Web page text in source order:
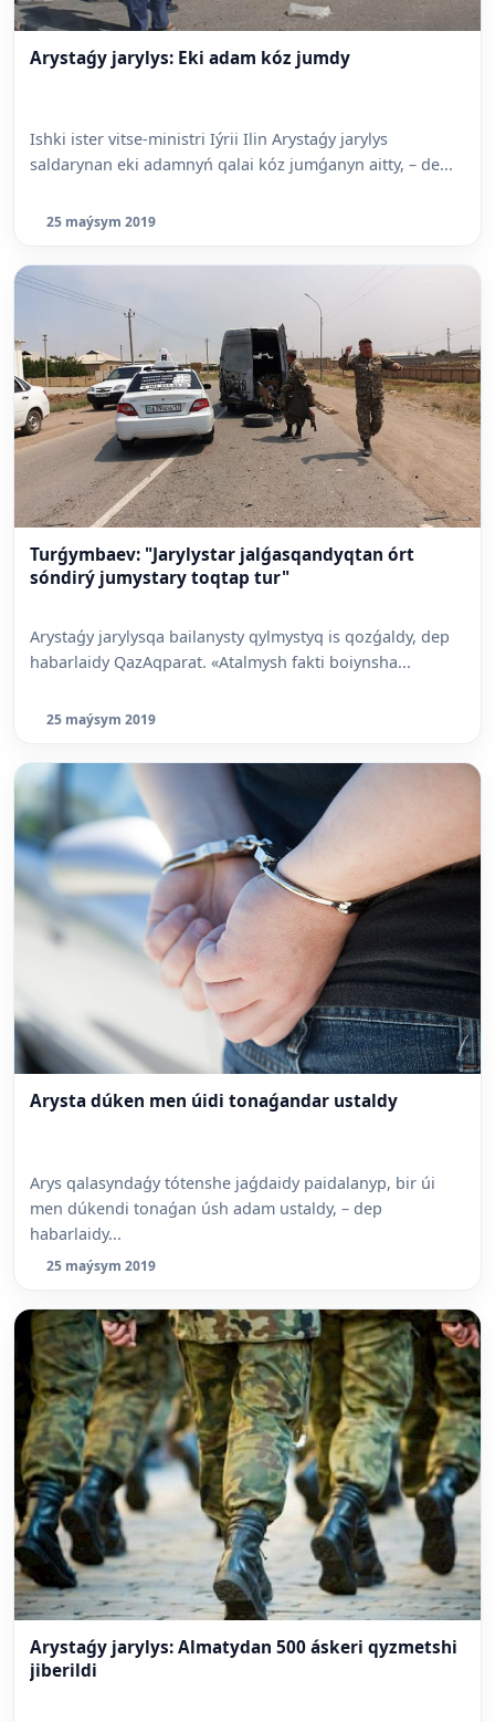
Arystaǵy jarylys: Eki adam kóz jumdy
Ishki ister vitse-ministri Iýrii Ilin Arystaǵy jarylys
saldarynan eki adamnyń qalai kóz jumǵanyn aitty, – de...
25 maýsym 2019
Turǵymbaev: "Jarylystar jalǵasqandyqtan órt
sóndirý jumystary toqtap tur"
Arystaǵy jarylysqa bailanysty qylmystyq is qozǵaldy, dep
habarlaidy QazAqparat. «Atalmysh fakti boiynsha...
25 maýsym 2019
Arysta dúken men úidi tonaǵandar ustaldy
Arys qalasyndaǵy tótenshe jaǵdaidy paidalanyp, bir úi
men dúkendi tonaǵan úsh adam ustaldy, – dep
habarlaidy...
25 maýsym 2019
Arystaǵy jarylys: Almatydan 500 áskeri qyzmetshi
jiberildi